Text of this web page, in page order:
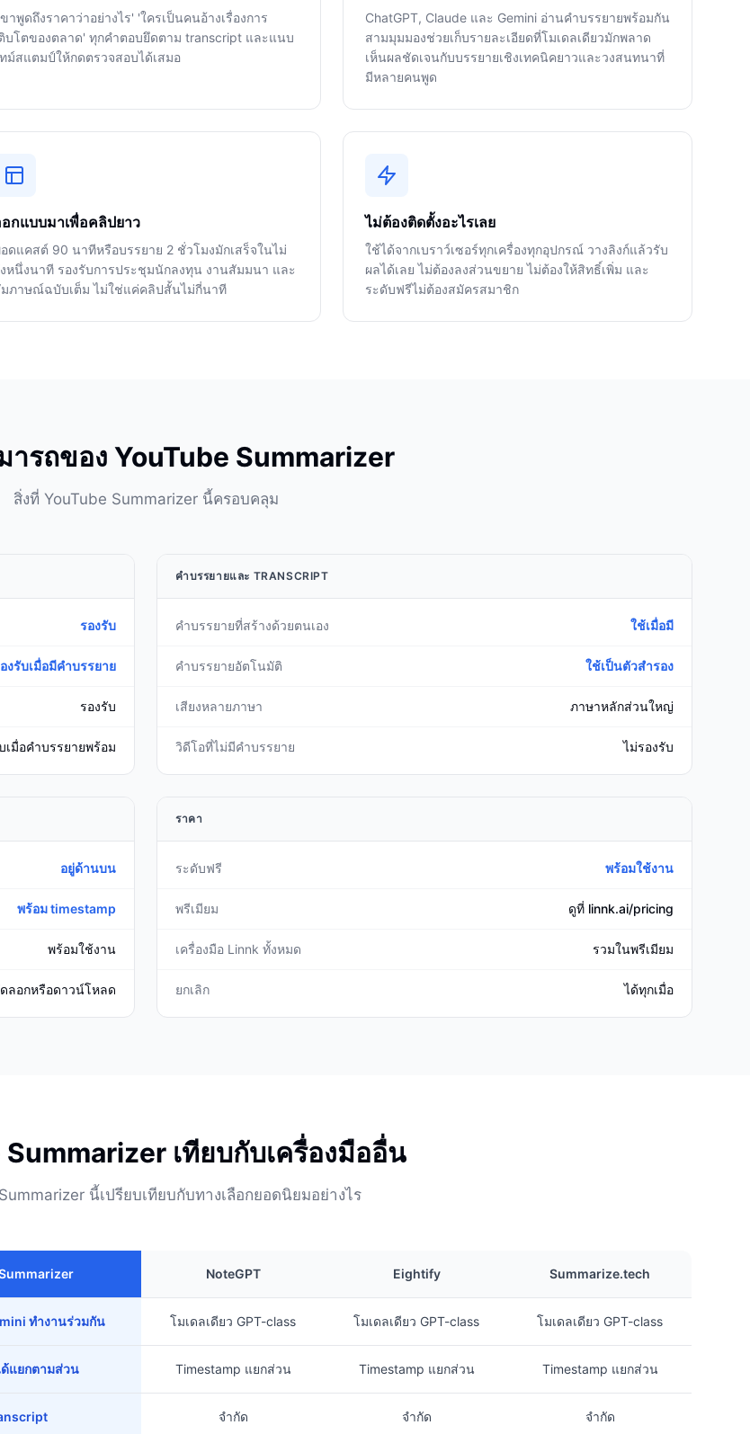
ขาพูดถึงราคาว่าอย่างไร' 'ใครเป็นคนอ้างเรื่องการ
บโตของตลาด' ทุกคำตอบยึดตาม transcript และแนบ
ม์สแตมป์ให้กดตรวจสอบได้เสมอ
ChatGPT, Claude และ Gemini อ่านคำบรรยายพร้อมกัน
สามมุมมองช่วยเก็บรายละเอียดที่โมเดลเดียวมักพลาด
เห็นผลชัดเจนกับบรรยายเชิงเทคนิคยาวและวงสนทนาที่
มีหลายคนพูด
กแบบมาเพื่อคลิปยาว
ดแคสต์ 90 นาทีหรือบรรยาย 2 ชั่วโมงมักเสร็จในไม่
หนึ่งนาที รองรับการประชุมนักลงทุน งานสัมมนา และ
ภาษณ์ฉบับเต็ม ไม่ใช่แค่คลิปสั้นไม่กี่นาที
ไม่ต้องติดตั้งอะไรเลย
ใช้ได้จากเบราว์เซอร์ทุกเครื่องทุกอุปกรณ์ วางลิงก์แล้วรับ
ผลได้เลย ไม่ต้องลงส่วนขยาย ไม่ต้องให้สิทธิ์เพิ่ม และ
ระดับฟรีไม่ต้องสมัครสมาชิก
ารถของ YouTube Summarizer
สิ่งที่ YouTube Summarizer นี้ครอบคลุม
รองรับ
งรับเมื่อมีคำบรรยาย
รองรับ
เมื่อคำบรรยายพร้อม
คำบรรยายและ TRANSCRIPT
คำบรรยายที่สร้างด้วยตนเอง ใช้เมื่อมี
คำบรรยายอัตโนมัติ ใช้เป็นตัวสำรอง
เสียงหลายภาษา ภาษาหลักส่วนใหญ่
วิดีโอที่ไม่มีคำบรรยาย ไม่รองรับ
อยู่ด้านบน
พร้อม timestamp
พร้อมใช้งาน
ลอกหรือดาวน์โหลด
ราคา
ระดับฟรี พร้อมใช้งาน
พรีเมียม ดูที่ linnk.ai/pricing
เครื่องมือ Linnk ทั้งหมด รวมในพรีเมียม
ยกเลิก ได้ทุกเมื่อ
Summarizer เทียบกับเครื่องมืออื่น
นี้เปรียบเทียบกับทางเลือกยอดนิยมอย่างไร
NoteGPT Eightify Summarize.tech
ทำงานร่วมกัน โมเดลเดียว GPT-class โมเดลเดียว GPT-class โมเดลเดียว GPT-class
แยกตามส่วน Timestamp แยกส่วน Timestamp แยกส่วน Timestamp แยกส่วน
จำกัด จำกัด จำกัด